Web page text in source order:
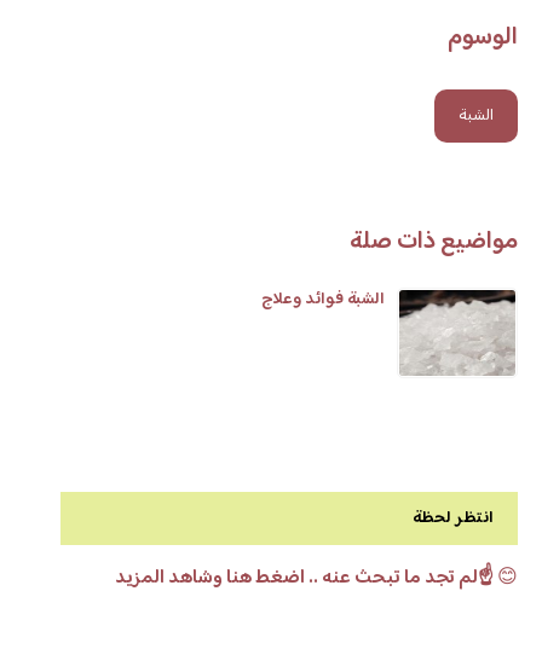
الوسوم
الشبة
مواضيع ذات صلة
الشبة فوائد وعلاج
انتظر لحظة
😊☝️لم تجد ما تبحث عنه .. اضغط هنا وشاهد المزيد